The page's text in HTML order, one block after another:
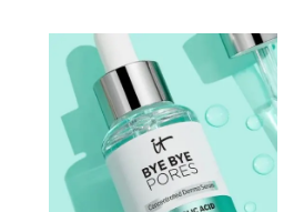
甄选护肤